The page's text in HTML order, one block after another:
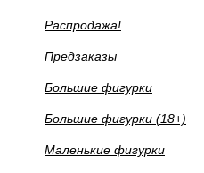
Распродажа!
Предзаказы
Большие фигурки
Большие фигурки (18+)
Маленькие фигурки